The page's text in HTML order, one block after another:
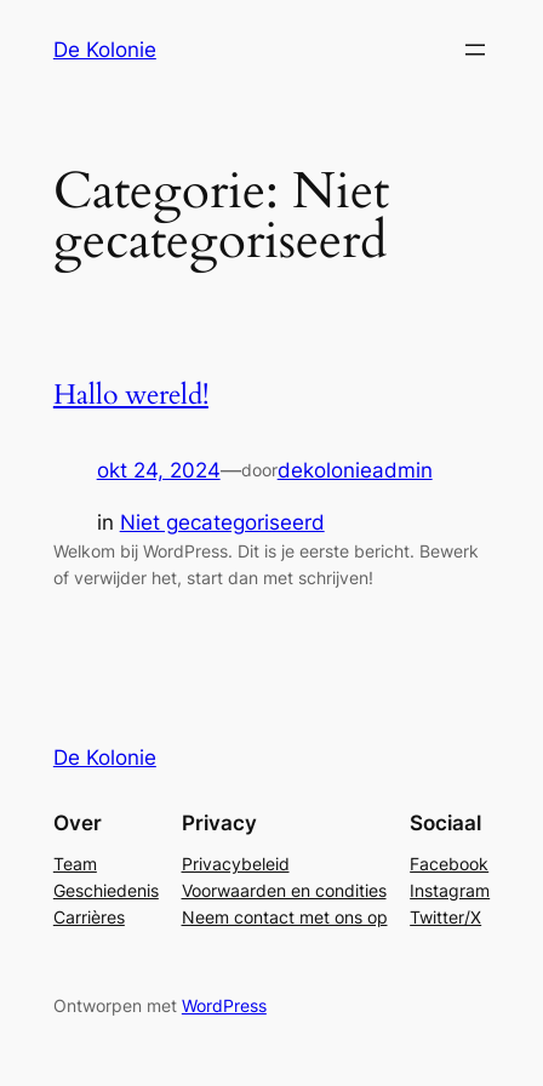
De Kolonie
Categorie: Niet
gecategoriseerd
Hallo wereld!
okt 24, 2024—doordekolonieadmin
in Niet gecategoriseerd
Welkom bij WordPress. Dit is je eerste bericht. Bewerk
of verwijder het, start dan met schrijven!
De Kolonie
Over
Team
Geschiedenis
Carrières
Privacy
Privacybeleid
Voorwaarden en condities
Neem contact met ons op
Sociaal
Facebook
Instagram
Twitter/X
Ontworpen met WordPress